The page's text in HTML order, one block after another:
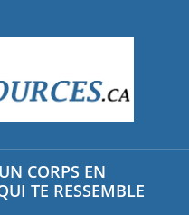
CORPS EN
TE RESSEMBLE